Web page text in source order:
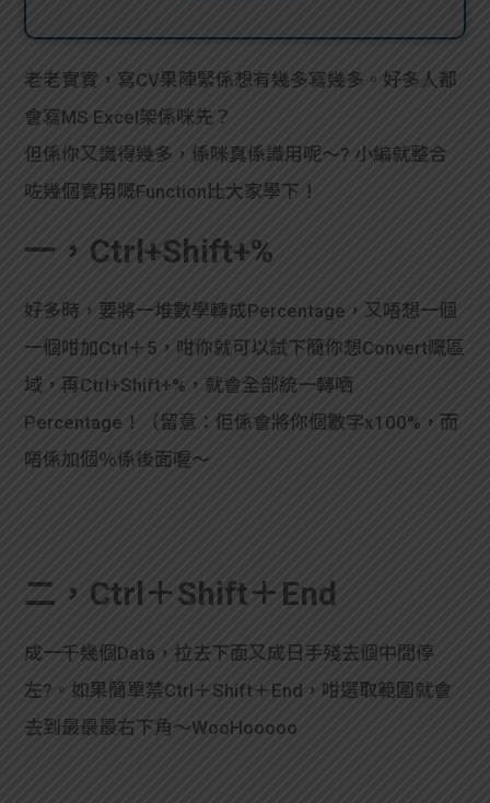
款
貸款
計數
機
網上
私人
貸款
貸款
han
ge
Gui
de
校園
Gui
de
理財
學生
101
老老實實，寫CV果陣緊係想有幾多寫幾多。好多人都
會寫MS Excel架係咪先？
但係你又識得幾多，係咪真係識用呢～? 小編就整合
咗幾個實用嘅Function比大家學下！
一，Ctrl+Shift+%
好多時，要將一堆數學轉成Percentage，又唔想一個
一個咁加Ctrl＋5，咁你就可以試下簡你想Convert嘅區
域，再Ctrl+Shift+%，就會全部統一轉哂
Percentage！（留意：佢係會將你個數字x100%，而
唔係加個％係後面喔～
二，Ctrl＋Shift＋End
成一千幾個Data，拉去下面又成日手殘去個中間停
左?。如果簡單禁Ctrl＋Shift＋End，咁選取範圍就會
去到最最最右下角～WooHooooo